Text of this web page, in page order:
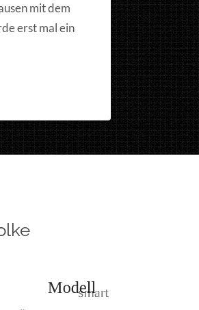
mit dem
erst mal ein